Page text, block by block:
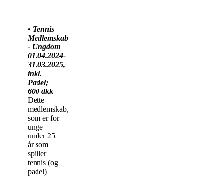
• Tennis
Medlemskab
- Ungdom
01.04.2024-
31.03.2025,
inkl.
Padel;
600 dkk
Dette
medlemskab,
som er for
unge
under 25
år som
spiller
tennis (og
padel)